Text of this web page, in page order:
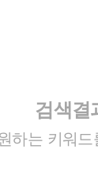
검색결
하는 키워